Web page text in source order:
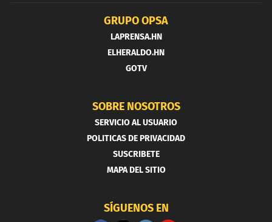
GRUPO OPSA
LAPRENSA.HN
ELHERALDO.HN
GOTV
SOBRE NOSOTROS
SERVICIO AL USUARIO
POLITICAS DE PRIVACIDAD
SUSCRIBETE
MAPA DEL SITIO
SÍGUENOS EN